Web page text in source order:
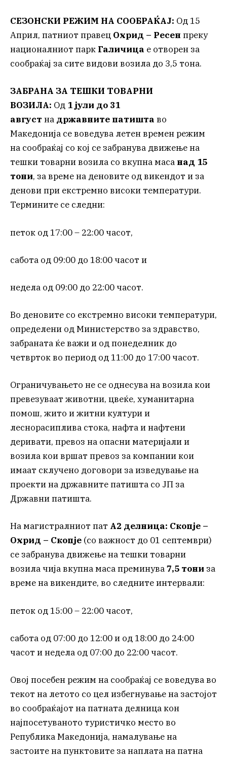
СЕЗОНСКИ РЕЖИМ НА СООБРАЌАЈ: Од 15
Април, патниот правец Охрид – Ресен преку
националниот парк Галичица е отворен за
сообраќај за сите видови возила до 3,5 тона.
ЗАБРАНА ЗА ТЕШКИ ТОВАРНИ
ВОЗИЛА: Од 1 јули до 31
август на државните патишта во
Македонија се воведува летен времен режим
на сообраќај со кој се забранува движење на
тешки товарни возила со вкупна маса над 15
тони, за време на деновите од викендот и за
денови при екстремно високи температури.
Термините се следни:
петок од 17:00 – 22:00 часот,
сабота од 09:00 до 18:00 часот и
недела од 09:00 до 22:00 часот.
Во деновите со екстремно високи температури,
определени од Министерство зa здравство,
забранaта ќе важи и од понеделник до
четврток во период од 11:00 до 17:00 часот.
Ограничувањето не се однесува на возила кои
превезуваат животни, цвеќе, хуманитарна
помош, жито и житни култури и
леснорасиплива стока, нафта и нафтени
деривати, превоз на опасни материјали и
возила кои вршат превоз за компании кои
имаат склучено договори за изведување на
проекти на државните патишта со ЈП за
Државни патишта.
На магистралниот пат А2 делница: Скопје –
Охрид – Скопје (со важност до 01 септември)
се забранува движење на тешки товарни
возила чија вкупна маса преминува7,5 тони за
време на викендите, во следните интервали:
петок од 15:00 – 22:00 часот,
сабота од 07:00 до 12:00 и од 18:00 до 24:00
часот и недела од 07:00 до 22:00 часот.
Овој посебен режим на сообраќај се воведува во
текот на летото со цел избегнување на застојот
во сообраќајот на патната делница кон
најпосетуваното туристичко место во
Република Македонија, намалување на
застоите на пунктовите за наплата на патна